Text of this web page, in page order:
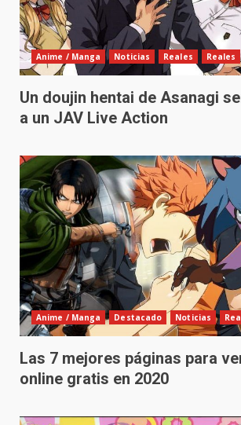
Anime / Manga Noticias Reales Reales
Un doujin hentai de Asanagi
a un JAV Live Action
Anime / Manga Destacado Noticias
Las 7 mejores páginas para
online gratis en 2020